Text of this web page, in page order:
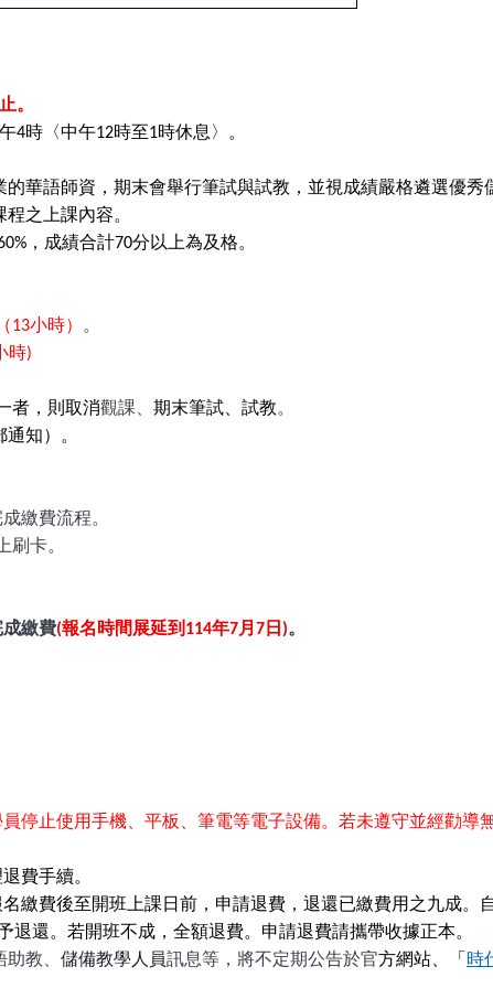
。
4時〈中午12時至1時休息〉。
的華語師資，期末會舉行筆試與試教，並視成績嚴格遴選優秀
之上課內容。
，成績合計70分以上為及格。
（13小時） 。
時)
者，則取消觀課、 期末筆試、試教。
知）。
繳費流程。
卡。
成繳費(報名時間展延到114年7月7日)。
停止使用手機、平板、筆電等電子設備。若未遵守並經勸導
費手續。
繳費後至開班上課日前，申請退費，退還已繳費用之九成。
退還。若開班不成，全額退費。申請退費請攜帶收據正本。
教、 儲備教學人員訊息等，將不定期公告於官方網站、「 時